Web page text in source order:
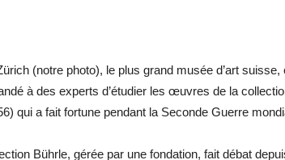
(notre photo), le plus grand musée d’art
à des experts d’étudier les œuvres de la
qui a fait fortune pendant la Seconde Guerre
Bührle, gérée par une fondation, fait débat